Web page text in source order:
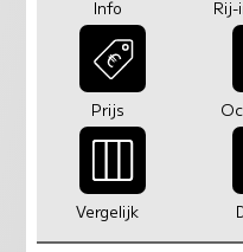
Info Rij-
Prijs
Vergelijk